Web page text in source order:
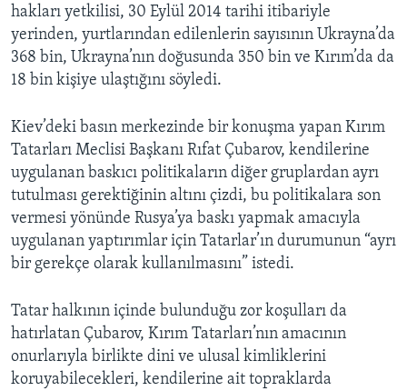
hakları yetkilisi, 30 Eylül 2014 tarihi itibariyle
yerinden, yurtlarından edilenlerin sayısının Ukrayna’da
368 bin, Ukrayna’nın doğusunda 350 bin ve Kırım’da da
18 bin kişiye ulaştığını söyledi.
Kiev’deki basın merkezinde bir konuşma yapan Kırım
Tatarları Meclisi Başkanı Rıfat Çubarov, kendilerine
uygulanan baskıcı politikaların diğer gruplardan ayrı
tutulması gerektiğinin altını çizdi, bu politikalara son
vermesi yönünde Rusya’ya baskı yapmak amacıyla
uygulanan yaptırımlar için Tatarlar’ın durumunun “ayrı
bir gerekçe olarak kullanılmasını” istedi.
Tatar halkının içinde bulunduğu zor koşulları da
hatırlatan Çubarov, Kırım Tatarları’nın amacının
onurlarıyla birlikte dini ve ulusal kimliklerini
koruyabilecekleri, kendilerine ait topraklarda